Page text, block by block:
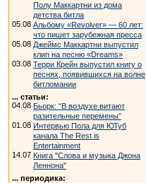
Полу Маккартни из дома
детства битла
05.08 Альбому «Revolver» — 60 лет:
что пишет зарубежная пресса
05.08 Джеймс Маккартни выпустил
клип на песню «Dreams»
03.08 Терри Крейн выпустил книгу о
песнях, появившихся на волне
битломании
... статьи:
04.08 Бьорк: “В воздухе витают
разительные перемены”
01.08 Интервью Пола для ЮТуб
канала The Rest is
Entertainment
14.07 Книга "Слова и музыка Джона
Леннона"
... периодика: